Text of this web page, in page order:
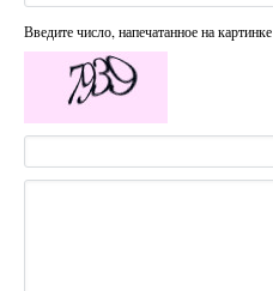
Введите число, напечатанное на картинке